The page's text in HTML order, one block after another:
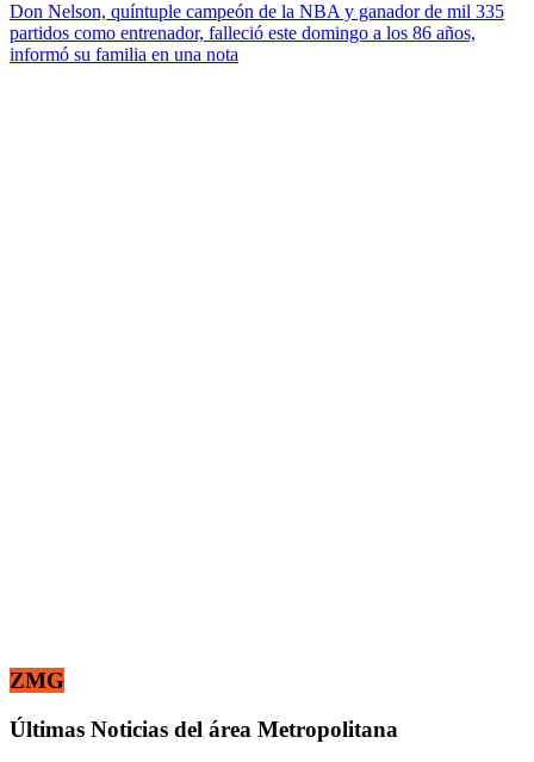
Don Nelson, quíntuple campeón de la NBA y ganador de mil 335
partidos como entrenador, falleció este domingo a los 86 años,
informó su familia en una nota
ZMG
Últimas Noticias del área Metropolitana